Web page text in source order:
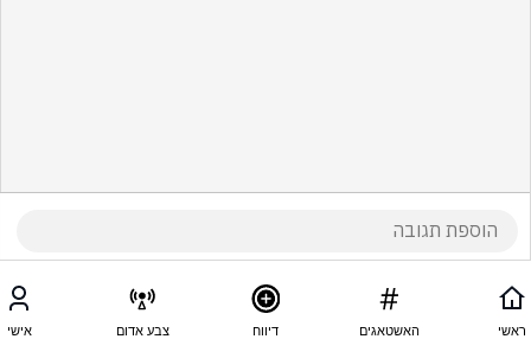
ראשי האשטאגים דיווח צבע אדום אישי